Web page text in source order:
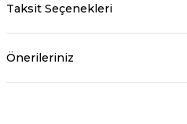
Taksit Seçenekleri
Önerileriniz